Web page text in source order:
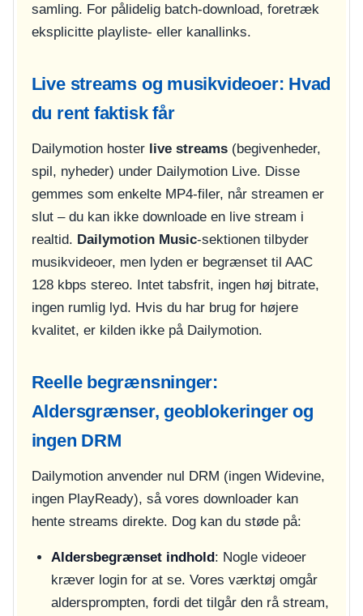
samling. For pålidelig batch-download, foretræk
eksplicitte playliste- eller kanallinks.
Live streams og musikvideoer: Hvad
du rent faktisk får
Dailymotion hoster live streams(begivenheder,
spil, nyheder) under Dailymotion Live. Disse
gemmes som enkelte MP4-filer, når streamen er
slut – du kan ikke downloade en live stream i
realtid. Dailymotion Music-sektionen tilbyder
musikvideoer, men lyden er begrænset til AAC
128 kbps stereo. Intet tabsfrit, ingen høj bitrate,
ingen rumlig lyd. Hvis du har brug for højere
kvalitet, er kilden ikke på Dailymotion.
Reelle begrænsninger:
Aldersgrænser, geoblokeringer og
ingen DRM
Dailymotion anvender nul DRM (ingen Widevine,
ingen PlayReady), så vores downloader kan
hente streams direkte. Dog kan du støde på:
Aldersbegrænset indhold: Nogle videoer
kræver login for at se. Vores værktøj omgår
aldersprompten, fordi det tilgår den rå stream,